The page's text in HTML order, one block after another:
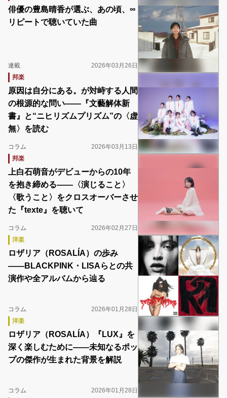
俳優の豊島晴香が選ぶ、あの頃、∞
リピートで聴いていた曲
連載
2026年03月26日
邦楽
原因は自分にある。が対峙する人間
の根源的な問い――『文藝解体新
書』と“ニヒリズムプリズム”の〈虚
無〉を読む
コラム
2026年03月13日
邦楽
上白石萌音がデビューからの10年
を抱き締める――〈演じること〉
〈歌うこと〉をクロスオーバーさせ
た『texte』を聴いて
コラム
2026年02月27日
洋楽
ロザリア（ROSALÍA）の歩み
――BLACKPINK・LISAらとの共
演作や全アルバムから辿る
コラム
2026年01月28日
洋楽
ロザリア（ROSALÍA）『LUX』を
深く楽しむために――未知なるポッ
プの傑作が生まれた背景を解説
コラム 2026年01月28日